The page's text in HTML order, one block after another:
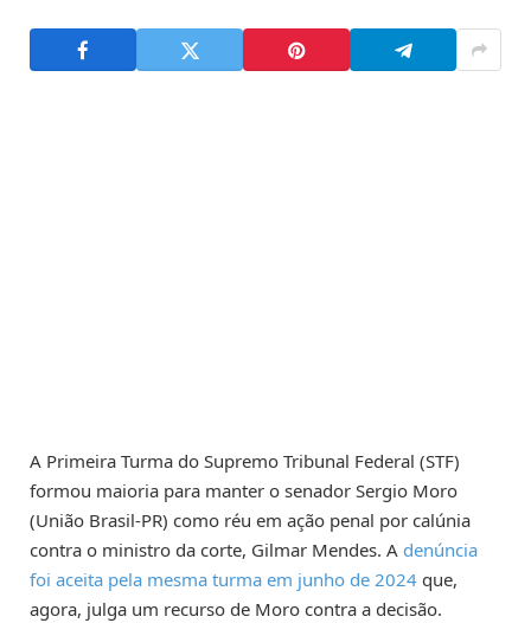
A Primeira Turma do Supremo Tribunal Federal (STF)
formou maioria para manter o senador Sergio Moro
(União Brasil-PR) como réu em ação penal por calúnia
contra o ministro da corte, Gilmar Mendes. A denúncia
foi aceita pela mesma turma em junho de 2024 que,
agora, julga um recurso de Moro contra a decisão.